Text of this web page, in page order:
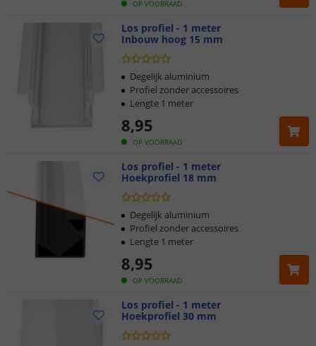
OP VOORRAAD
Los profiel - 1 meter
Inbouw hoog 15 mm
OP VOORRAAD
8,95
Degelijk aluminium
Profiel zonder accessoires
Lengte 1 meter
Los profiel - 1 meter
Hoekprofiel 18 mm
OP VOORRAAD
8,95
Degelijk aluminium
Profiel zonder accessoires
Lengte 1 meter
Los profiel - 1 meter
Hoekprofiel 30 mm